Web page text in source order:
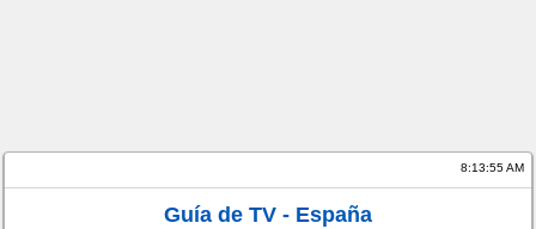
8:13:55 AM
Guía de TV - España